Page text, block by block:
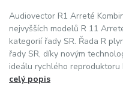
Audiovector R1 Arreté
nejvyšších modelů R 11
kategorií řady SR. Řada R
řady SR, díky novým
ideálu rychlého reproduktoru
celý popis